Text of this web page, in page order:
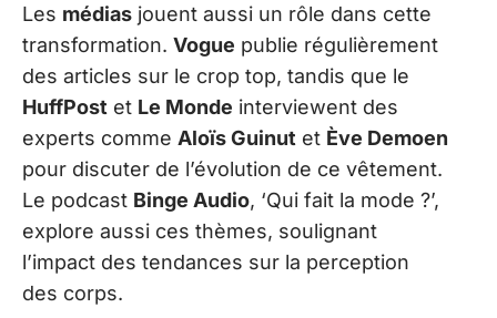
Les médias jouent aussi un rôle dans cette
transformation. Vogue publie régulièrement
des articles sur le crop top, tandis que le
HuffPost et Le Monde interviewent des
experts comme Aloïs Guinut et Ève Demoen
pour discuter de l’évolution de ce vêtement.
Le podcast Binge Audio, ‘Qui fait la mode ?’,
explore aussi ces thèmes, soulignant
l’impact des tendances sur la perception
des corps.